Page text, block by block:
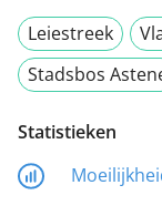
Leiestreek
Stadsbos
Statistieken